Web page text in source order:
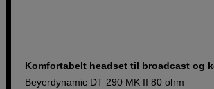
Komfortabelt headset til broadcast og
Beyerdynamic DT 290 MK II 80 ohm